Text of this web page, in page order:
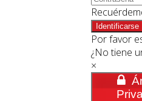
Identificarse
Por favor
¿No tiene
×